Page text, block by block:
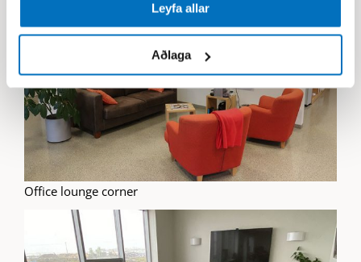
Leyfa allar
Aðlaga
Office lounge corner